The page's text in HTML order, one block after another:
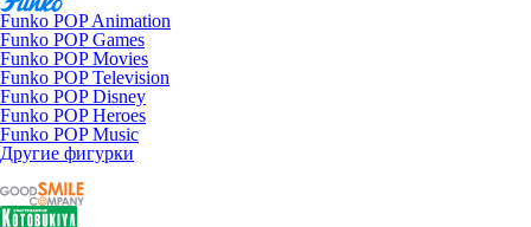
Funko POP Animation
Funko POP Games
Funko POP Movies
Funko POP Television
Funko POP Disney
Funko POP Heroes
Funko POP Music
Другие фигурки